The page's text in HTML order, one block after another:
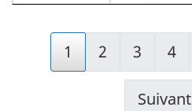
1 2 3 4
Suivant